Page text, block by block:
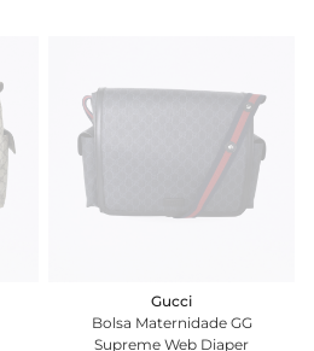
Gucci
Bolsa Maternidade GG
Supreme Web Diaper